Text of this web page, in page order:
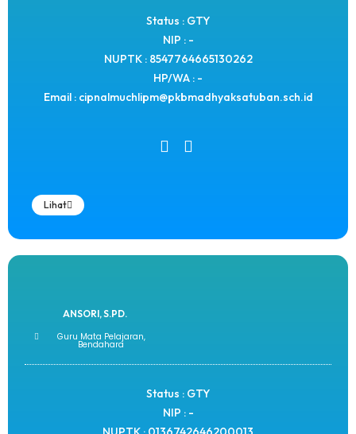
Status : GTY
NIP : -
NUPTK : 8547764665130262
HP/WA : -
Email : cipnalmuchlipm@pkbmadhyaksatuban.sch.id
Lihat
ANSORI, S.PD.
Guru Mata Pelajaran,
Bendahara
Status : GTY
NIP : -